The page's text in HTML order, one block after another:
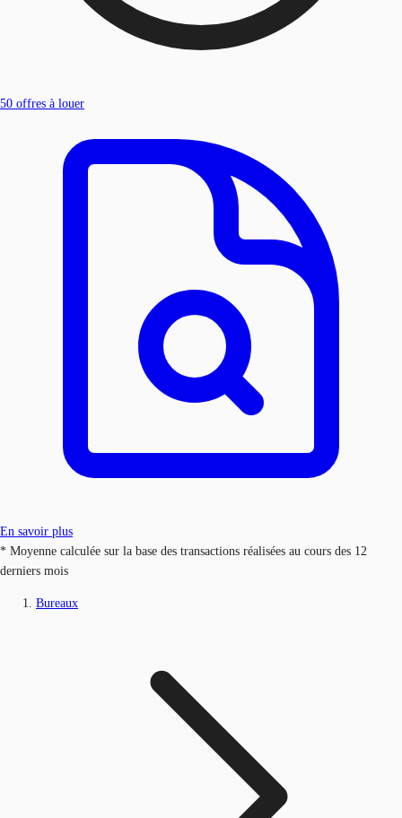
50 offres à louer
En savoir plus
* Moyenne calculée sur la base des transactions réalisées au cours des 12
derniers mois
Bureaux